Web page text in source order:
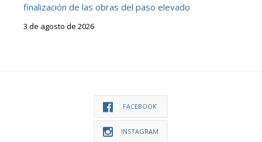
finalización de las obras del paso elevado
3 de agosto de 2026
FACEBOOK
INSTAGRAM